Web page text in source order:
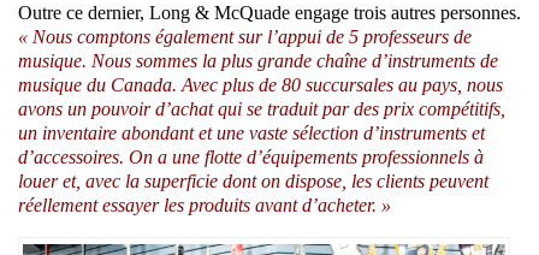
Outre ce dernier, Long & McQuade engage trois autres personnes.
« Nous comptons également sur l’appui de 5 professeurs de
musique. Nous sommes la plus grande chaîne d’instruments de
musique du Canada. Avec plus de 80 succursales au pays, nous
avons un pouvoir d’achat qui se traduit par des prix compétitifs,
un inventaire abondant et une vaste sélection d’instruments et
d’accessoires. On a une flotte d’équipements professionnels à
louer et, avec la superficie dont on dispose, les clients peuvent
réellement essayer les produits avant d’acheter. »